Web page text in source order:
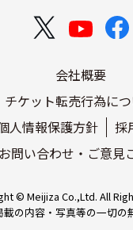
会社概要
チケット転売行為に
人情報保護方針
採
お問い合わせ・ご意見
© Meijiza Co.,Ltd. All
の内容・写真等の一切の